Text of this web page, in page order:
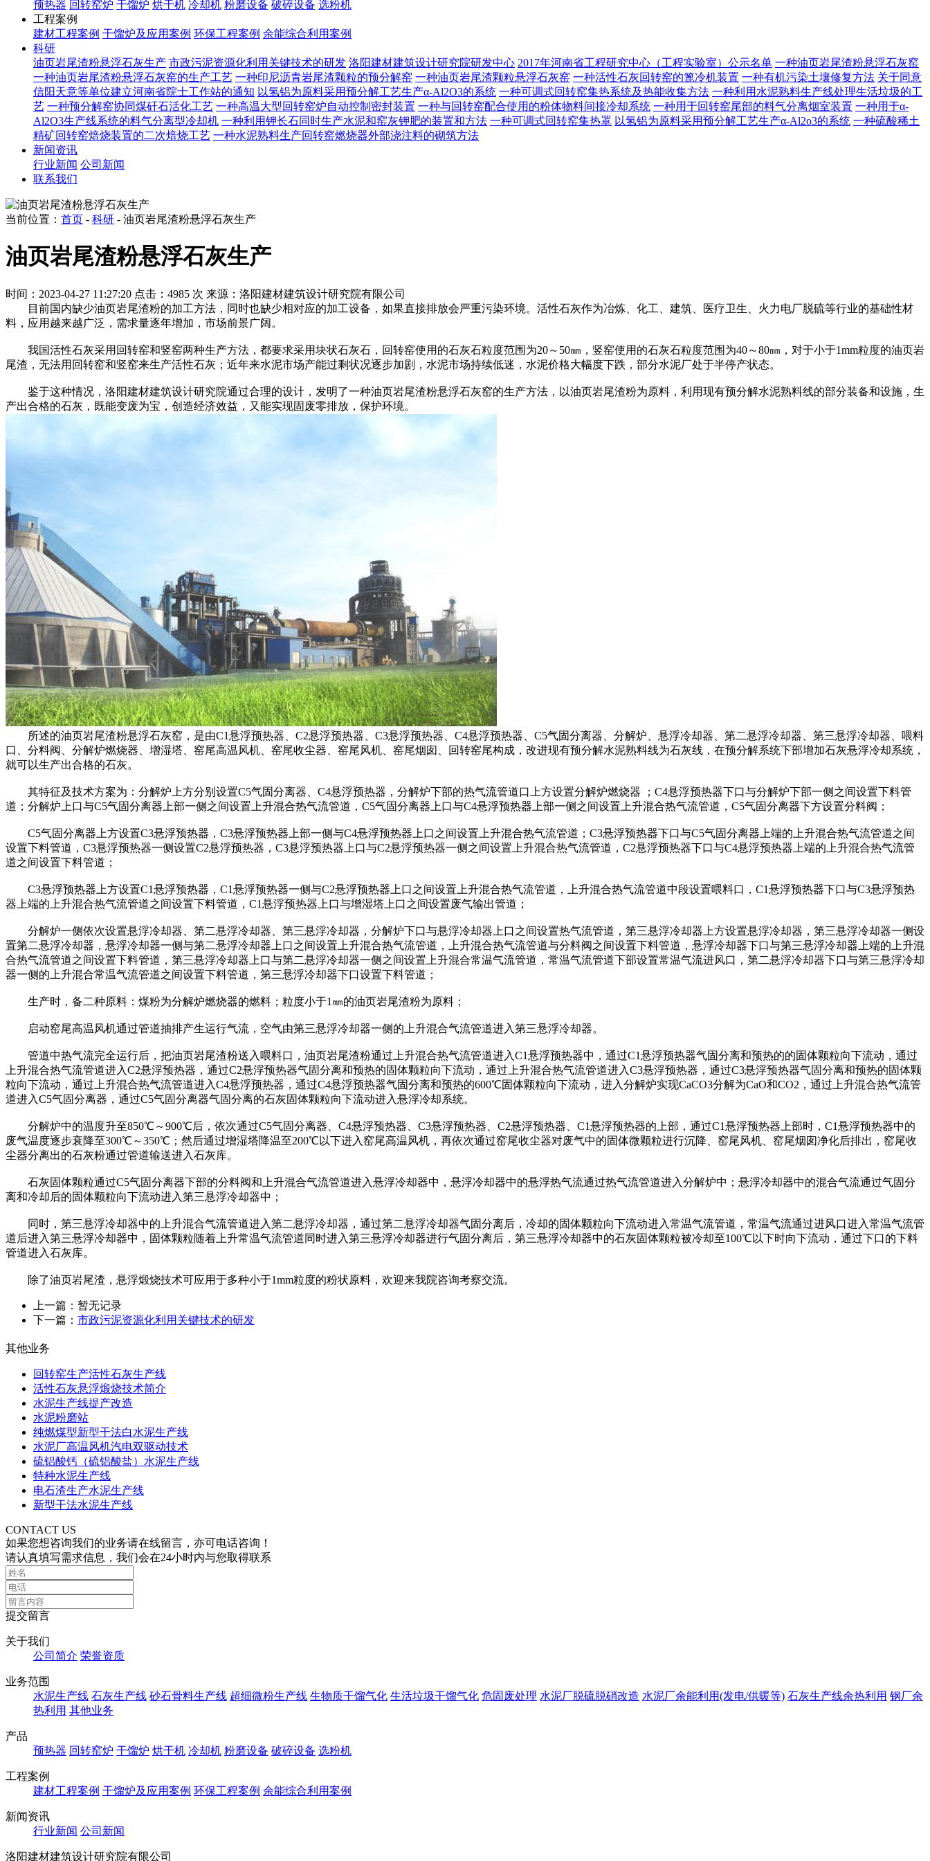
预热器 回转窑炉 干馏炉 烘干机 冷却机 粉磨设备 破碎设备 选粉机
工程案例
建材工程案例 干馏炉及应用案例 环保工程案例 余能综合利用案例
科研
油页岩尾渣粉悬浮石灰生产 市政污泥资源化利用关键技术的研发 洛阳建材建筑设计研究院研发中心 2017年河南省工程研究中心（工程实验室）公示名单 一种油页岩尾渣粉悬浮石灰窑
一种油页岩尾渣粉悬浮石灰窑的生产工艺 一种印尼沥青岩尾渣颗粒的预分解窑 一种油页岩尾渣颗粒悬浮石灰窑 一种活性石灰回转窑的篦冷机装置 一种有机污染土壤修复方法 关于同意
信阳天意等单位建立河南省院士工作站的通知 以氢铝为原料采用预分解工艺生产α-Al2O3的系统 一种可调式回转窑集热系统及热能收集方法 一种利用水泥熟料生产线处理生活垃圾的工
艺 一种预分解窑协同煤矸石活化工艺 一种高温大型回转窑炉自动控制密封装置 一种与回转窑配合使用的粉体物料间接冷却系统 一种用于回转窑尾部的料气分离烟室装置 一种用于α-
Al2O3生产线系统的料气分离型冷却机 一种利用钾长石同时生产水泥和窑灰钾肥的装置和方法 一种可调式回转窑集热罩 以氢铝为原料采用预分解工艺生产α-Al2o3的系统 一种硫酸稀土
精矿回转窑焙烧装置的二次焙烧工艺 一种水泥熟料生产回转窑燃烧器外部浇注料的砌筑方法
新闻资讯
行业新闻 公司新闻
联系我们
当前位置： 首页 - 科研 - 油页岩尾渣粉悬浮石灰生产
油页岩尾渣粉悬浮石灰生产
时间：2023-04-27 11:27:20 点击：4985 次 来源：洛阳建材建筑设计研究院有限公司
目前国内缺少油页岩尾渣粉的加工方法，同时也缺少相对应的加工设备，如果直接排放会严重污染环境。活性石灰作为冶炼、化工、建筑、医疗卫生、火力电厂脱硫等行业的基础性材
料，应用越来越广泛，需求量逐年增加，市场前景广阔。
我国活性石灰采用回转窑和竖窑两种生产方法，都要求采用块状石灰石，回转窑使用的石灰石粒度范围为20～50㎜，竖窑使用的石灰石粒度范围为40～80㎜，对于小于1mm粒度的油页岩
尾渣，无法用回转窑和竖窑来生产活性石灰；近年来水泥市场产能过剩状况逐步加剧，水泥市场持续低迷，水泥价格大幅度下跌，部分水泥厂处于半停产状态。
鉴于这种情况，洛阳建材建筑设计研究院通过合理的设计，发明了一种油页岩尾渣粉悬浮石灰窑的生产方法，以油页岩尾渣粉为原料，利用现有预分解水泥熟料线的部分装备和设施，生
产出合格的石灰，既能变废为宝，创造经济效益，又能实现固废零排放，保护环境。
所述的油页岩尾渣粉悬浮石灰窑，是由C1悬浮预热器、C2悬浮预热器、C3悬浮预热器、C4悬浮预热器、C5气固分离器、分解炉、悬浮冷却器、第二悬浮冷却器、第三悬浮冷却器、喂料
口、分料阀、分解炉燃烧器、增湿塔、窑尾高温风机、窑尾收尘器、窑尾风机、窑尾烟囱、回转窑尾构成，改进现有预分解水泥熟料线为石灰线，在预分解系统下部增加石灰悬浮冷却系统，
就可以生产出合格的石灰。
其特征及技术方案为：分解炉上方分别设置C5气固分离器、C4悬浮预热器，分解炉下部的热气流管道口上方设置分解炉燃烧器 ；C4悬浮预热器下口与分解炉下部一侧之间设置下料管
道；分解炉上口与C5气固分离器上部一侧之间设置上升混合热气流管道，C5气固分离器上口与C4悬浮预热器上部一侧之间设置上升混合热气流管道，C5气固分离器下方设置分料阀；
C5气固分离器上方设置C3悬浮预热器，C3悬浮预热器上部一侧与C4悬浮预热器上口之间设置上升混合热气流管道；C3悬浮预热器下口与C5气固分离器上端的上升混合热气流管道之间
设置下料管道，C3悬浮预热器一侧设置C2悬浮预热器，C3悬浮预热器上口与C2悬浮预热器一侧之间设置上升混合热气流管道，C2悬浮预热器下口与C4悬浮预热器上端的上升混合热气流管
道之间设置下料管道；
C3悬浮预热器上方设置C1悬浮预热器，C1悬浮预热器一侧与C2悬浮预热器上口之间设置上升混合热气流管道，上升混合热气流管道中段设置喂料口，C1悬浮预热器下口与C3悬浮预热
器上端的上升混合热气流管道之间设置下料管道，C1悬浮预热器上口与增湿塔上口之间设置废气输出管道；
分解炉一侧依次设置悬浮冷却器、第二悬浮冷却器、第三悬浮冷却器，分解炉下口与悬浮冷却器上口之间设置热气流管道，第三悬浮冷却器上方设置悬浮冷却器，第三悬浮冷却器一侧设
置第二悬浮冷却器，悬浮冷却器一侧与第二悬浮冷却器上口之间设置上升混合热气流管道，上升混合热气流管道与分料阀之间设置下料管道，悬浮冷却器下口与第三悬浮冷却器上端的上升混
合热气流管道之间设置下料管道，第三悬浮冷却器上口与第二悬浮冷却器一侧之间设置上升混合常温气流管道，常温气流管道下部设置常温气流进风口，第二悬浮冷却器下口与第三悬浮冷却
器一侧的上升混合常温气流管道之间设置下料管道，第三悬浮冷却器下口设置下料管道；
生产时，备二种原料：煤粉为分解炉燃烧器的燃料；粒度小于1㎜的油页岩尾渣粉为原料；
启动窑尾高温风机通过管道抽排产生运行气流，空气由第三悬浮冷却器一侧的上升混合气流管道进入第三悬浮冷却器。
管道中热气流完全运行后，把油页岩尾渣粉送入喂料口，油页岩尾渣粉通过上升混合热气流管道进入C1悬浮预热器中，通过C1悬浮预热器气固分离和预热的的固体颗粒向下流动，通过
上升混合热气流管道进入C2悬浮预热器，通过C2悬浮预热器气固分离和预热的固体颗粒向下流动，通过上升混合热气流管道进入C3悬浮预热器，通过C3悬浮预热器气固分离和预热的固体颗
粒向下流动，通过上升混合热气流管道进入C4悬浮预热器，通过C4悬浮预热器气固分离和预热的600℃固体颗粒向下流动，进入分解炉实现CaCO3分解为CaO和CO2，通过上升混合热气流管
道进入C5气固分离器，通过C5气固分离器气固分离的石灰固体颗粒向下流动进入悬浮冷却系统。
分解炉中的温度升至850℃～900℃后，依次通过C5气固分离器、C4悬浮预热器、C3悬浮预热器、C2悬浮预热器、C1悬浮预热器的上部，通过C1悬浮预热器上部时，C1悬浮预热器中的
废气温度逐步衰降至300℃～350℃；然后通过增湿塔降温至200℃以下进入窑尾高温风机，再依次通过窑尾收尘器对废气中的固体微颗粒进行沉降、窑尾风机、窑尾烟囱净化后排出，窑尾收
尘器分离出的石灰粉通过管道输送进入石灰库。
石灰固体颗粒通过C5气固分离器下部的分料阀和上升混合气流管道进入悬浮冷却器中，悬浮冷却器中的悬浮热气流通过热气流管道进入分解炉中；悬浮冷却器中的混合气流通过气固分
离和冷却后的固体颗粒向下流动进入第三悬浮冷却器中；
同时，第三悬浮冷却器中的上升混合气流管道进入第二悬浮冷却器，通过第二悬浮冷却器气固分离后，冷却的固体颗粒向下流动进入常温气流管道，常温气流通过进风口进入常温气流管
道后进入第三悬浮冷却器中，固体颗粒随着上升常温气流管道同时进入第三悬浮冷却器进行气固分离后，第三悬浮冷却器中的石灰固体颗粒被冷却至100℃以下时向下流动，通过下口的下料
管道进入石灰库。
除了油页岩尾渣，悬浮煅烧技术可应用于多种小于1mm粒度的粉状原料，欢迎来我院咨询考察交流。
上一篇：暂无记录
下一篇： 市政污泥资源化利用关键技术的研发
其他业务
回转窑生产活性石灰生产线
活性石灰悬浮煅烧技术简介
水泥生产线提产改造
水泥粉磨站
纯燃煤型新型干法白水泥生产线
水泥厂高温风机汽电双驱动技术
硫铝酸钙（硫铝酸盐）水泥生产线
特种水泥生产线
电石渣生产水泥生产线
新型干法水泥生产线
CONTACT US
如果您想咨询我们的业务请在线留言，亦可电话咨询！
请认真填写需求信息，我们会在24小时内与您取得联系
提交留言
关于我们
公司简介 荣誉资质
业务范围
水泥生产线 石灰生产线 砂石骨料生产线 超细微粉生产线 生物质干馏气化 生活垃圾干馏气化 危固废处理 水泥厂脱硫脱硝改造 水泥厂余能利用(发电/供暖等) 石灰生产线余热利用 钢厂余
热利用 其他业务
产品
预热器 回转窑炉 干馏炉 烘干机 冷却机 粉磨设备 破碎设备 选粉机
工程案例
建材工程案例 干馏炉及应用案例 环保工程案例 余能综合利用案例
新闻资讯
行业新闻 公司新闻
洛阳建材建筑设计研究院有限公司